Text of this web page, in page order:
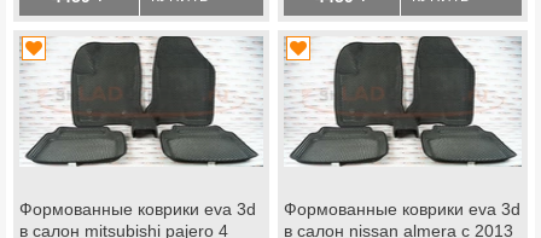
Формованные коврики eva 3d
в салон mitsubishi pajero 4
Формованные коврики eva 3d
в салон nissan almera с 2013